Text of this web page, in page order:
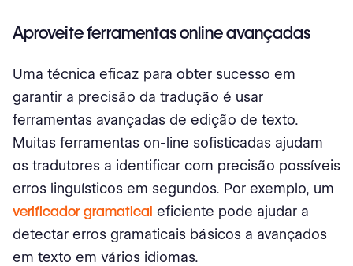
Aproveite ferramentas online avançadas
Uma técnica eficaz para obter sucesso em
garantir a precisão da tradução é usar
ferramentas avançadas de edição de texto.
Muitas ferramentas on-line sofisticadas ajudam
os tradutores a identificar com precisão possíveis
erros linguísticos em segundos. Por exemplo, um
verificador gramatical eficiente pode ajudar a
detectar erros gramaticais básicos a avançados
em texto em vários idiomas.